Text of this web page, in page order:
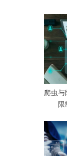
航
u
s
o
s
t
爬虫